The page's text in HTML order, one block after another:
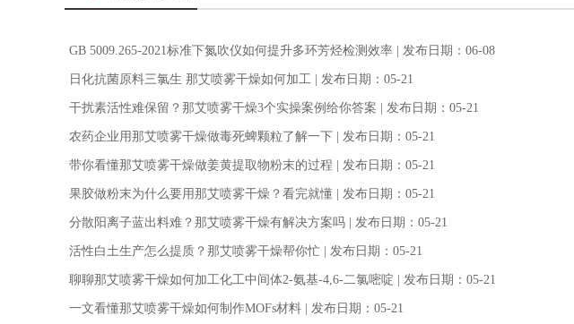
GB 5009.265-2021标准下氮吹仪如何提升多环芳烃检测效率 | 发布日期：06-08
日化抗菌原料三氯生 那艾喷雾干燥如何加工 | 发布日期：05-21
干扰素活性难保留？那艾喷雾干燥3个实操案例给你答案 | 发布日期：05-21
农药企业用那艾喷雾干燥做毒死蜱颗粒了解一下 | 发布日期：05-21
带你看懂那艾喷雾干燥做姜黄提取物粉末的过程 | 发布日期：05-21
果胶做粉末为什么要用那艾喷雾干燥？看完就懂 | 发布日期：05-21
分散阳离子蓝出料难？那艾喷雾干燥有解决方案吗 | 发布日期：05-21
活性白土生产怎么提质？那艾喷雾干燥帮你忙 | 发布日期：05-21
聊聊那艾喷雾干燥如何加工化工中间体2-氨基-4,6-二氯嘧啶 | 发布日期：05-21
一文看懂那艾喷雾干燥如何制作MOFs材料 | 发布日期：05-21